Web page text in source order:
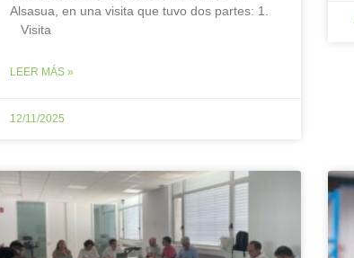
Alsasua, en una visita que tuvo dos partes: 1.
Visita
LEER MÁS »
12/11/2025